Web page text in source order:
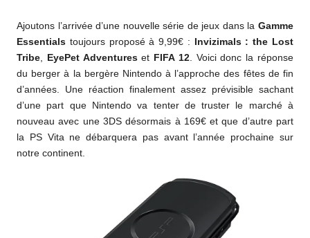
Ajoutons l’arrivée d’une nouvelle série de jeux dans la Gamme
Essentials toujours proposé à 9,99€ :
Invizimals : the Lost
Tribe, EyePet Adventureset FIFA 12. Voici donc la réponse
du berger à la bergère Nintendo à l’approche des fêtes de fin
d’années. Une réaction finalement assez prévisible sachant
d’une part que Nintendo va tenter de truster le marché à
nouveau avec une 3DS désormais à 169€ et que d’autre part
la PS Vita ne débarquera pas avant l’année prochaine sur
notre continent.